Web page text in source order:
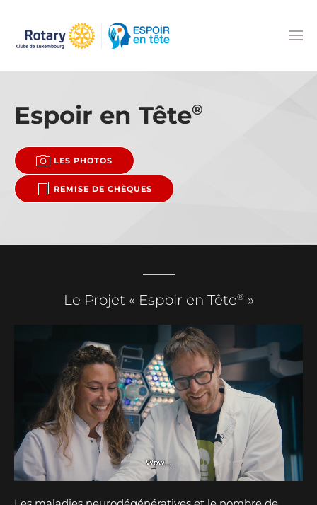
Accéder au contenu principal
Espoir en Tête®
LES PHOTOS
REMISE DE CHÈQUES
Le Projet « Espoir en Tête® »